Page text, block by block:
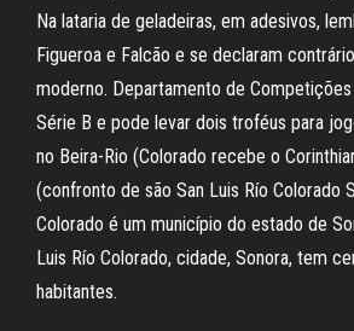
Na lataria de geladeiras, em adesivos,
Figueroa e Falcão e se declaram
moderno. Departamento de
Série B e pode levar dois troféus para
no Beira-Rio (Colorado recebe o
(confronto de são San Luis Río Colorado
Colorado é um município do estado de
Luis Río Colorado, cidade, Sonora, tem
habitantes.